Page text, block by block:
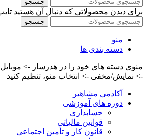
جستجو
برای دیدن محصولاتی که دنبال آن هستید
جستجو
منو
دسته بندی ها
منوی دسته های خود را در هدرساز ->
-> نمایش/مخفی -> انتخاب منو، تنظیم کنید
آکادمی مشاهیر
دوره های آموزشی
حسابداری
قوانین مالیاتی
قانون کار و تأمین اجتماعی